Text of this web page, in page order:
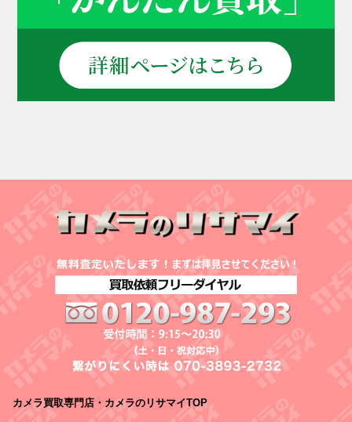
カメラ買取専門店・カメラのリサマイTOP